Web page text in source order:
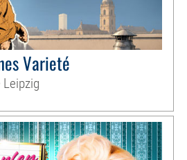
Varieté